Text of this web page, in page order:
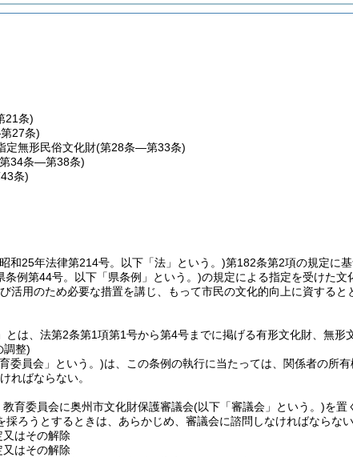
21条)
27条)
定無形民俗文化財(第28条―第33条)
34条―第38条)
条)
和25年法律第214号。以下「法」という。)第182条第2項の規定に
条例第44号。以下「県条例」という。)の規定による指定を受けた文
活用のため必要な措置を講じ、もって市民の文化的向上に資する
とは、法第2条第1項第1号から第4号までに掲げる有形文化財、無形
調整)
委員会」という。)は、この条例の執行に当たっては、関係者の所
ればならない。
育委員会に奥州市文化財保護審議会(以下「審議会」という。)を置
ろうとするときは、あらかじめ、審議会に諮問しなければならない
はその解除
はその解除